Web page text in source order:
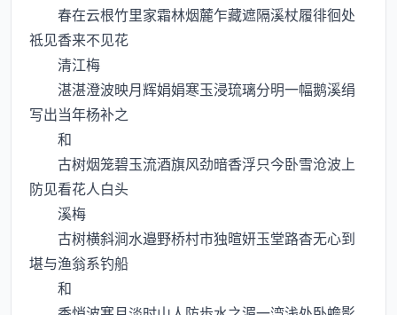
春在云根竹里家霜林烟麓乍藏遮隔溪杖履徘徊处
祗见香来不见花
清江梅
湛湛澄波映月辉娟娟寒玉浸琉璃分明一幅鹅溪绢
写出当年杨补之
和
古树烟笼碧玉流酒旗风劲暗香浮只今卧雪沧波上
防见看花人白头
溪梅
古树横斜涧水邉野桥村市独暄妍玉堂路杳无心到
堪与渔翁系钓船
和